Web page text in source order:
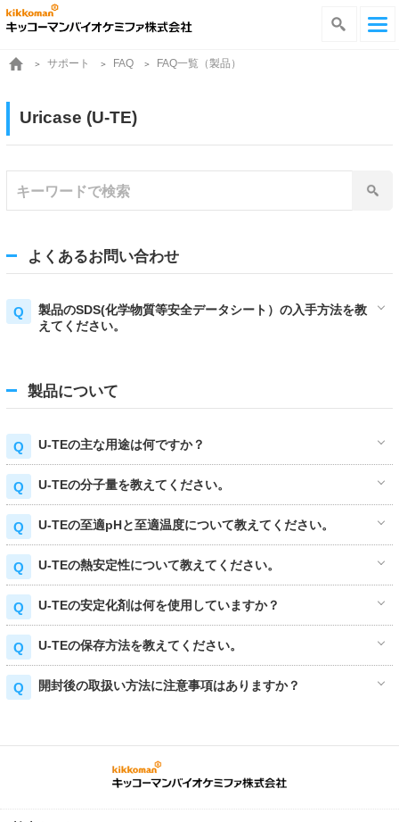
サポート FAQ FAQ一覧（製品）
Uricase (U-TE)
よくあるお問い合わせ
製品のSDS(化学物質等安全データシート）の入手方法を教
えてください。
製品について
U-TEの主な用途は何ですか？
U-TEの分子量を教えてください。
U-TEの至適pHと至適温度について教えてください。
U-TEの熱安定性について教えてください。
U-TEの安定化剤は何を使用していますか？
U-TEの保存方法を教えてください。
開封後の取扱い方法に注意事項はありますか？